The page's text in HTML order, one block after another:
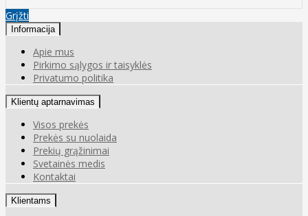
Grįžti
Informacija
Apie mus
Pirkimo sąlygos ir taisyklės
Privatumo politika
Klientų aptarnavimas
Visos prekės
Prekės su nuolaida
Prekių grąžinimai
Svetainės medis
Kontaktai
Klientams